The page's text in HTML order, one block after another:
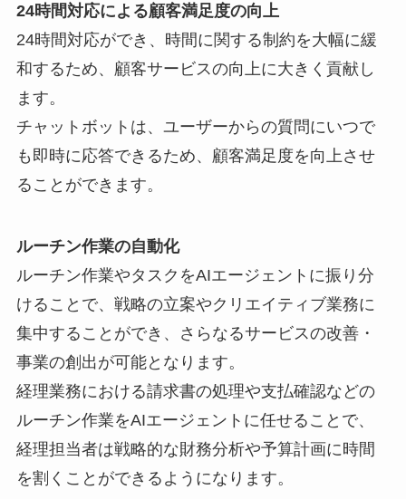
24時間対応による顧客満足度の向上
24時間対応ができ、時間に関する制約を大幅に緩
和するため、顧客サービスの向上に大きく貢献し
ます。
チャットボットは、ユーザーからの質問にいつで
も即時に応答できるため、顧客満足度を向上させ
ることができます。
ルーチン作業の自動化
ルーチン作業やタスクをAIエージェントに振り分
けることで、戦略の立案やクリエイティブ業務に
集中することができ、さらなるサービスの改善・
事業の創出が可能となります。
経理業務における請求書の処理や支払確認などの
ルーチン作業をAIエージェントに任せることで、
経理担当者は戦略的な財務分析や予算計画に時間
を割くことができるようになります。